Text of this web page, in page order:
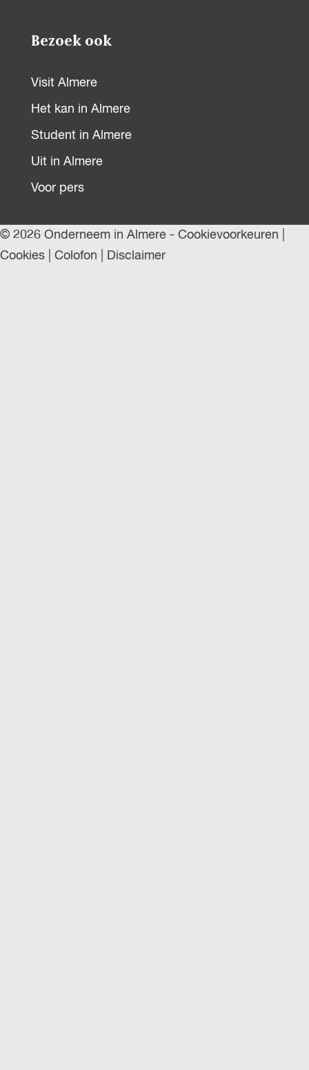
Bezoek ook
Visit Almere
Het kan in Almere
Student in Almere
Uit in Almere
Voor pers
© 2026 Onderneem in Almere - Cookievoorkeuren
Cookies
Colofon Disclaimer